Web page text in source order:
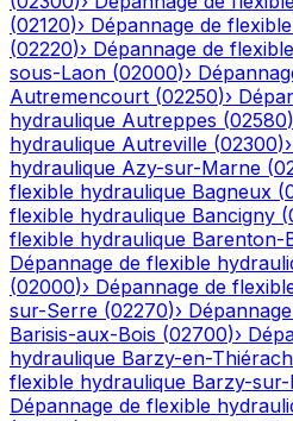
(02120)› Dépannage de
(02220)› Dépannage de
sous-Laon (02000)›
Autremencourt (02250)›
hydraulique Autreppes (02580)
hydraulique Autreville (02300)›
hydraulique Azy-sur-Marne (
flexible hydraulique Bagneux (
flexible hydraulique Bancigny (
flexible hydraulique Barenton-
Dépannage de flexible
(02000)› Dépannage de
sur-Serre (02270)›
Barisis-aux-Bois (02700)›
hydraulique Barzy-en-
flexible hydraulique Barzy-
Dépannage de flexible